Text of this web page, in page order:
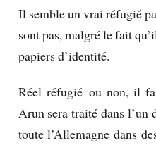
Il semble un vrai réfugié
sont pas, malgré le fait
papiers d’identité.
Réel réfugié ou non, il
Arun sera traité dans l’un
toute l’Allemagne dans